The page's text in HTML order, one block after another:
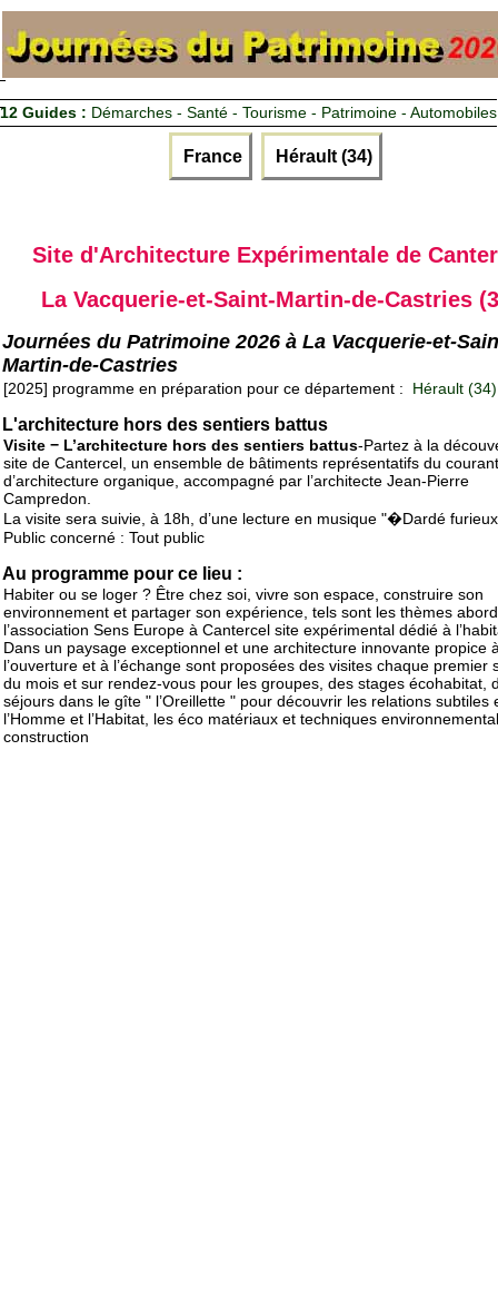
12 Guides : Démarches - Santé - Tourisme - Patrimoine - Automobiles
France Hérault (34)
Site d'Architecture Expérimentale de
La Vacquerie-et-Saint-Martin-de-Castries
Journées du Patrimoine 2026 à La Vacquerie-et-
Martin-de-Castries
[2025] programme en préparation pour ce département : Hérault (34)
L'architecture hors des sentiers battus
Visite − L’architecture hors des sentiers battus-Partez à la
site de Cantercel, un ensemble de bâtiments représentatifs du courant
d’architecture organique, accompagné par l’architecte Jean-Pierre
Campredon.
La visite sera suivie, à 18h, d’une lecture en musique "�Dardé
Public concerné : Tout public
Au programme pour ce lieu :
Habiter ou se loger ? Être chez soi, vivre son espace, construire son
environnement et partager son expérience, tels sont les thèmes
l’association Sens Europe à Cantercel site expérimental dédié à
Dans un paysage exceptionnel et une architecture innovante propice
l’ouverture et à l’échange sont proposées des visites chaque premier
du mois et sur rendez-vous pour les groupes, des stages écohabitat,
séjours dans le gîte " l’Oreillette " pour découvrir les relations subtiles
l’Homme et l’Habitat, les éco matériaux et techniques
construction